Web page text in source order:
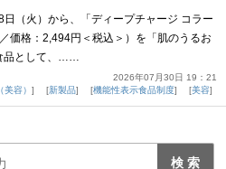
（火）から、「ディープチャージ コラー
価格：2,494円＜税込＞）を「肌のうるお
品として、……
2026年07月30日 19：21
容） 新製品 機能性表示食品制度 美容